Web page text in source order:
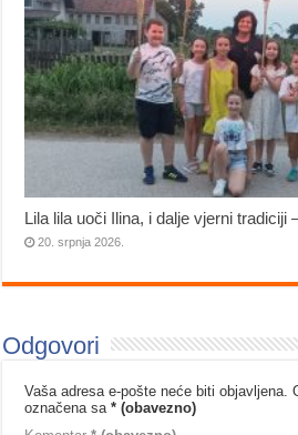
Lila lila uoči Ilina, i dalje vjerni tradiciji
20. srpnja 2026.
Odgovori
Vaša adresa e-pošte neće biti objavljena.
označena sa* (obavezno)